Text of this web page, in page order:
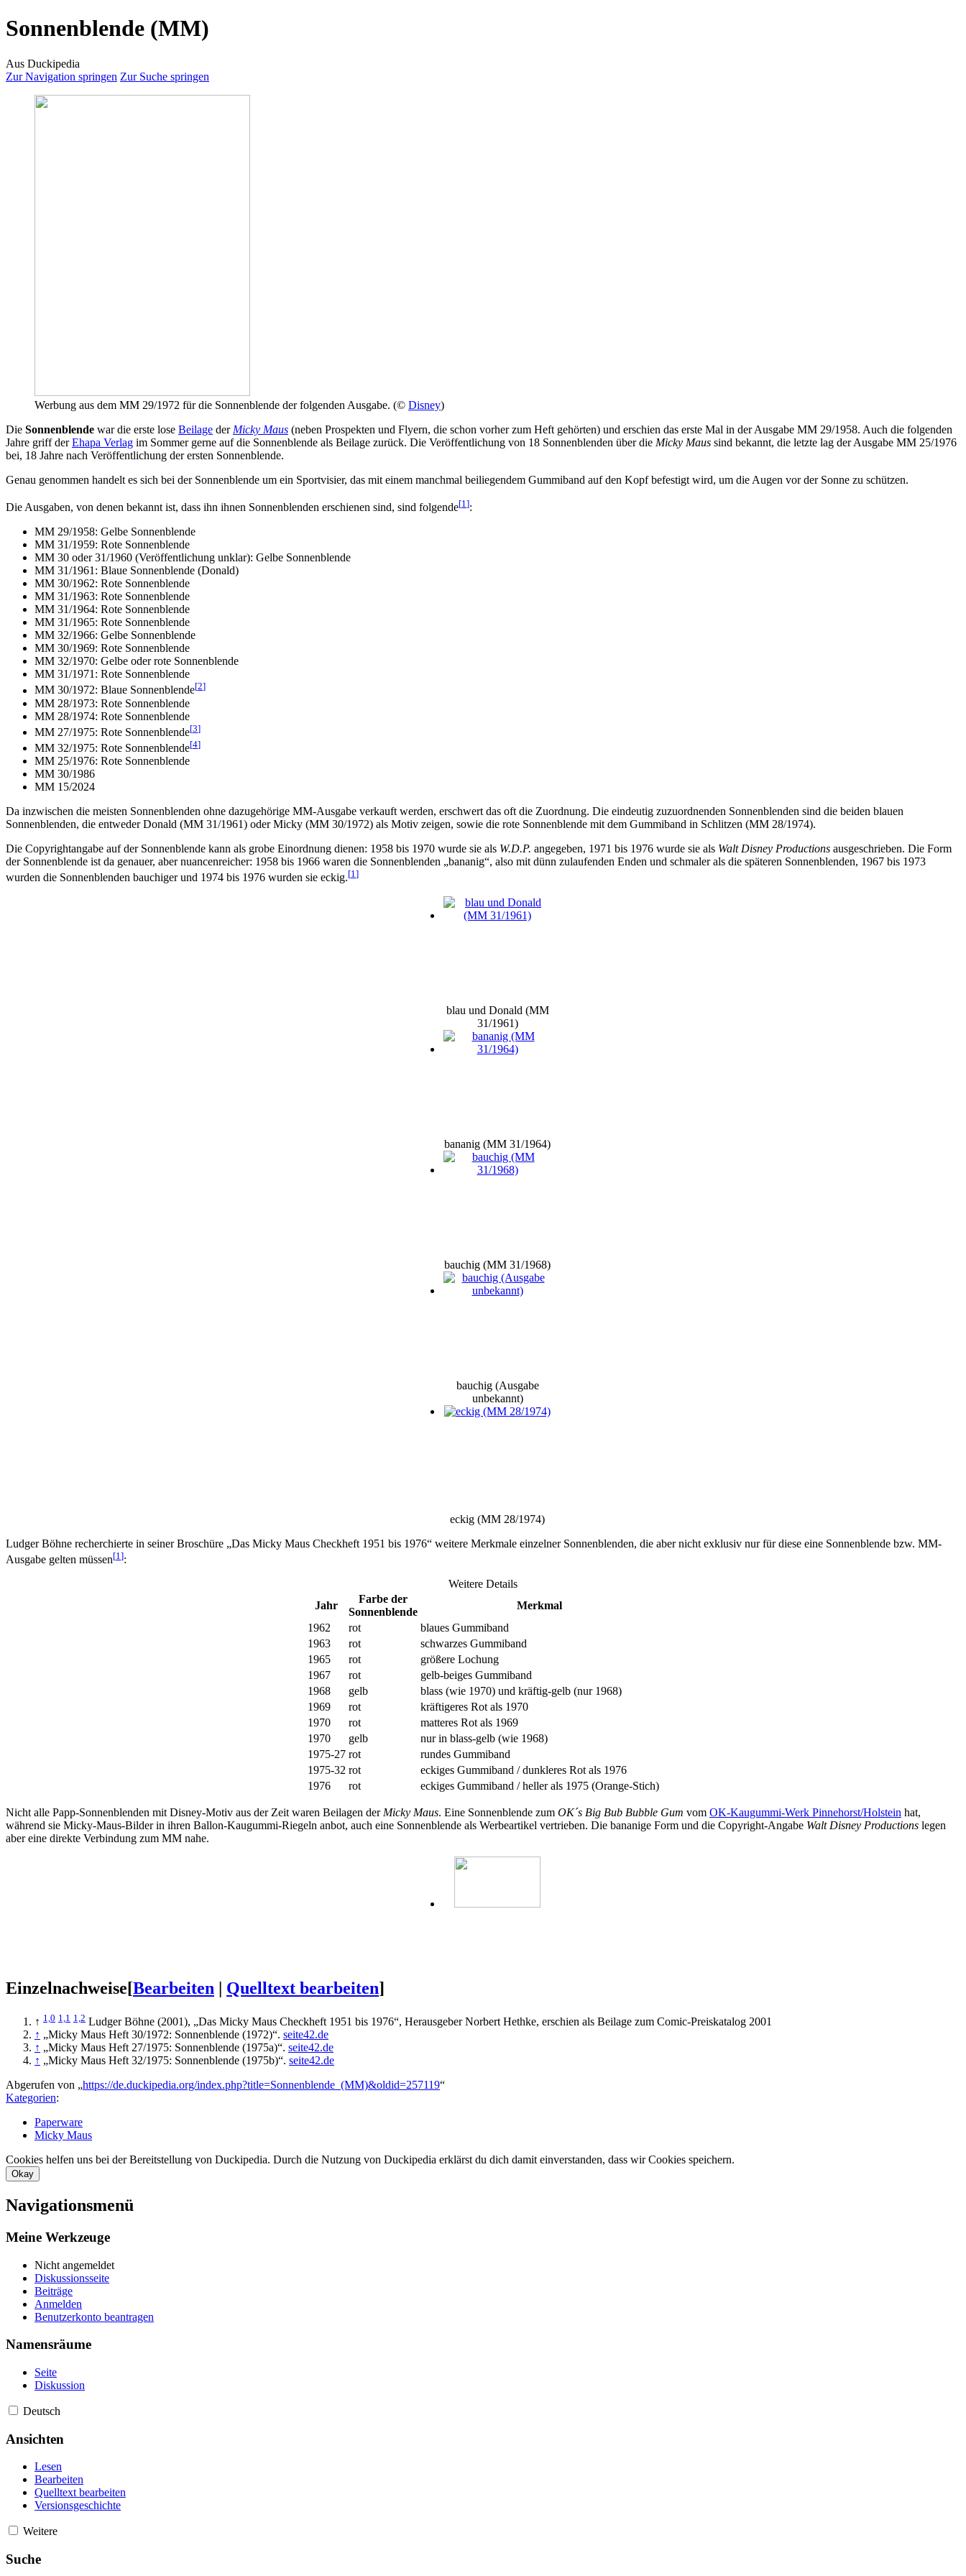
Sonnenblende (MM)
Aus Duckipedia
Zur Navigation springen Zur Suche springen
Werbung aus dem MM 29/1972 für die Sonnenblende der folgenden Ausgabe. (© Disney)
Die Sonnenblende war die erste lose Beilage der Micky Maus (neben Prospekten und Flyern, die schon vorher zum Heft gehörten) und erschien das erste Mal in der Ausgabe MM 29/1958. Auch die folgenden
Jahre griff derEhapa Verlag im Sommer gerne auf die Sonnenblende als Beilage zurück. Die Veröffentlichung von 18 Sonnenblenden über die Micky Maus sind bekannt, die letzte lag der Ausgabe MM 25/1976
bei, 18 Jahre nach Veröffentlichung der ersten Sonnenblende.
Genau genommen handelt es sich bei der Sonnenblende um ein Sportvisier, das mit einem manchmal beiliegendem Gummiband auf den Kopf befestigt wird, um die Augen vor der Sonne zu schützen.
Die Ausgaben, von denen bekannt ist, dass ihn ihnen Sonnenblenden erschienen sind, sind folgende[1 ]:
MM 29/1958: Gelbe Sonnenblende
MM 31/1959: Rote Sonnenblende
MM 30 oder 31/1960 (Veröffentlichung unklar): Gelbe Sonnenblende
MM 31/1961: Blaue Sonnenblende (Donald)
MM 30/1962: Rote Sonnenblende
MM 31/1963: Rote Sonnenblende
MM 31/1964: Rote Sonnenblende
MM 31/1965: Rote Sonnenblende
MM 32/1966: Gelbe Sonnenblende
MM 30/1969: Rote Sonnenblende
MM 32/1970: Gelbe oder rote Sonnenblende
MM 31/1971: Rote Sonnenblende
MM 30/1972: Blaue Sonnenblende[2]
MM 28/1973: Rote Sonnenblende
MM 28/1974: Rote Sonnenblende
MM 27/1975: Rote Sonnenblende[3]
MM 32/1975: Rote Sonnenblende[4]
MM 25/1976: Rote Sonnenblende
MM 30/1986
MM 15/2024
Da inzwischen die meisten Sonnenblenden ohne dazugehörige MM-Ausgabe verkauft werden, erschwert das oft die Zuordnung. Die eindeutig zuzuordnenden Sonnenblenden sind die beiden blauen
Sonnenblenden, die entweder Donald (MM 31/1961) oder Micky (MM 30/1972) als Motiv zeigen, sowie die rote Sonnenblende mit dem Gummiband in Schlitzen (MM 28/1974).
Die Copyrightangabe auf der Sonnenblende kann als grobe Einordnung dienen: 1958 bis 1970 wurde sie als W.D.P. angegeben, 1971 bis 1976 wurde sie als Walt Disney Productions ausgeschrieben. Die Form
der Sonnenblende ist da genauer, aber nuancenreicher: 1958 bis 1966 waren die Sonnenblenden „bananig“, also mit dünn zulaufenden Enden und schmaler als die späteren Sonnenblenden, 1967 bis 1973
wurden die Sonnenblenden bauchiger und 1974 bis 1976 wurden sie eckig.[1]
blau und Donald (MM
31/1961)
bananig (MM 31/1964)
bauchig (MM 31/1968)
bauchig (Ausgabe
unbekannt)
eckig (MM 28/1974)
Ludger Böhne recherchierte in seiner Broschüre „Das Micky Maus Checkheft 1951 bis 1976“ weitere Merkmale einzelner Sonnenblenden, die aber nicht exklusiv nur für diese eine Sonnenblende bzw. MM-
Ausgabe gelten müssen[1 ]:
Weitere Details
Jahr
Farbe der
Sonnenblende
Merkmal
1962
rot
blaues Gummiband
1963
rot
schwarzes Gummiband
1965
rot
größere Lochung
1967
rot
gelb-beiges Gummiband
1968
gelb
blass (wie 1970) und kräftig-gelb (nur 1968)
1969
rot
kräftigeres Rot als 1970
1970
rot
matteres Rot als 1969
1970
gelb
nur in blass-gelb (wie 1968)
1975-27 rot
rundes Gummiband
1975-32 rot
eckiges Gummiband / dunkleres Rot als 1976
1976
rot eckiges Gummiband / heller als 1975 (Orange-Stich)
Nicht alle Papp-Sonnenblenden mit Disney-Motiv aus der Zeit waren Beilagen der Micky Maus. Eine Sonnenblende zum OK´s Big Bub Bubble Gum vom OK-Kaugummi-Werk Pinnehorst/Holstein hat,
während sie Micky-Maus-Bilder in ihren Ballon-Kaugummi-Riegeln anbot, auch eine Sonnenblende als Werbeartikel vertrieben. Die bananige Form und die Copyright-Angabe Walt Disney Productions legen
aber eine direkte Verbindung zum MM nahe.
Einzelnachweise[Bearbeiten | Quelltext bearbeiten]
↑ 1,0 1,1 1,2 Ludger Böhne (2001), „Das Micky Maus Checkheft 1951 bis 1976“, Herausgeber Norbert Hethke, erschien als Beilage zum Comic-Preiskatalog 2001
↑ „Micky Maus Heft 30/1972: Sonnenblende (1972)“. seite42.de
↑ „Micky Maus Heft 27/1975: Sonnenblende (1975a)“. seite42.de
↑ „Micky Maus Heft 32/1975: Sonnenblende (1975b)“. seite42.de
Abgerufen von „https://de.duckipedia.org/index.php?title=Sonnenblende_(MM)&oldid=257119“
Kategorien:
Paperware
Micky Maus
Cookies helfen uns bei der Bereitstellung von Duckipedia. Durch die Nutzung von Duckipedia erklärst du dich damit einverstanden, dass wir Cookies speichern.
Okay
Navigationsmenü
Meine Werkzeuge
Nicht angemeldet
Diskussionsseite
Beiträge
Anmelden
Benutzerkonto beantragen
Namensräume
Seite
Diskussion
Deutsch
Ansichten
Lesen
Bearbeiten
Quelltext bearbeiten
Versionsgeschichte
Weitere
Suche